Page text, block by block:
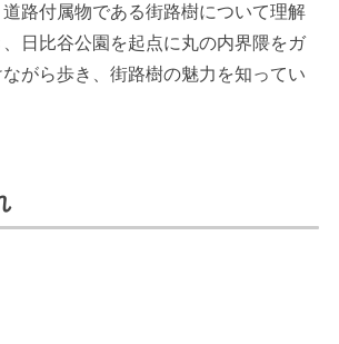
路付属物である街路樹について理解
日比谷公園を起点に丸の内界隈をガ
がら歩き、街路樹の魅力を知ってい